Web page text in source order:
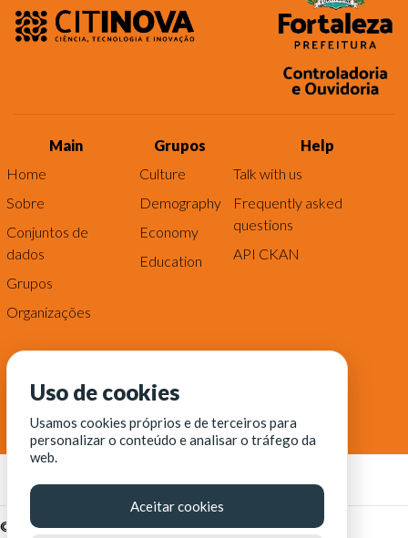
Main
Home
Sobre
Conjuntos de
dados
Grupos
Organizações
Grupos
Culture
Demography
Economy
Education
Help
Talk with us
Frequently asked
questions
API CKAN
© Fortaleza Digital || CITINOVA - Fundação de Ciência,
Uso de cookies
Usamos cookies próprios e de terceiros para
personalizar o conteúdo e analisar o tráfego da
web.
Aceitar cookies